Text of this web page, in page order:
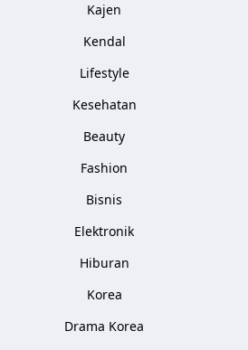
Kajen
Kendal
Lifestyle
Kesehatan
Beauty
Fashion
Bisnis
Elektronik
Hiburan
Korea
Drama Korea